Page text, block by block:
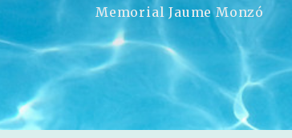
Memorial Jaume Monzó